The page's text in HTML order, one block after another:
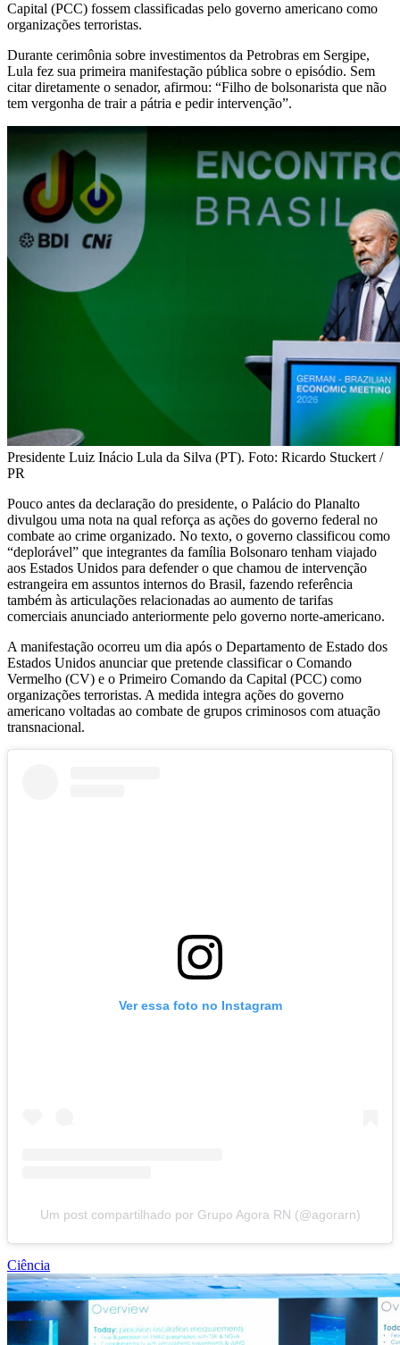
Capital (PCC) fossem classificadas pelo governo americano como
organizações terroristas.
Durante cerimônia sobre investimentos da Petrobras em Sergipe,
Lula fez sua primeira manifestação pública sobre o episódio. Sem
citar diretamente o senador, afirmou: “Filho de bolsonarista que não
tem vergonha de trair a pátria e pedir intervenção”.
Presidente Luiz Inácio Lula da Silva (PT). Foto: Ricardo Stuckert /
PR
Pouco antes da declaração do presidente, o Palácio do Planalto
divulgou uma nota na qual reforça as ações do governo federal no
combate ao crime organizado. No texto, o governo classificou como
“deplorável” que integrantes da família Bolsonaro tenham viajado
aos Estados Unidos para defender o que chamou de intervenção
estrangeira em assuntos internos do Brasil, fazendo referência
também às articulações relacionadas ao aumento de tarifas
comerciais anunciado anteriormente pelo governo norte-americano.
A manifestação ocorreu um dia após o Departamento de Estado dos
Estados Unidos anunciar que pretende classificar o Comando
Vermelho (CV) e o Primeiro Comando da Capital (PCC) como
organizações terroristas. A medida integra ações do governo
americano voltadas ao combate de grupos criminosos com atuação
transnacional.
Ver essa foto no Instagram
Um post compartilhado por Grupo Agora RN (@agorarn)
Ciência